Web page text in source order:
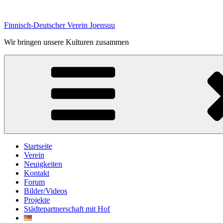
springen
Finnisch-Deutscher Verein Joensuu
Wir bringen unsere Kulturen zusammen
Startseite
Verein
Neuigkeiten
Kontakt
Forum
Bilder/Videos
Projekte
Städtepartnerschaft mit Hof